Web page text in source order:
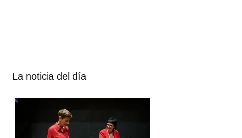
La noticia del día